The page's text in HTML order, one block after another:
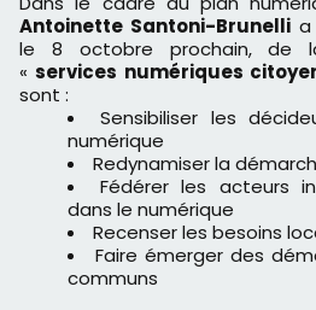
Antoinette Santoni-Brunelli a
le 8 octobre prochain, de
«services numériques
sont :
Sensibiliser les
numérique
Redynamiser la
Fédérer les acteurs
dans le numérique
Recenser les besoins
Faire émerger des
communs